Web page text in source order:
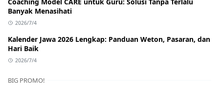
Banyak Menasihati
2026/7/4
Kalender Jawa 2026 Lengkap: Panduan Weton, Pasaran, dan
Hari Baik
2026/7/4
BIG PROMO!